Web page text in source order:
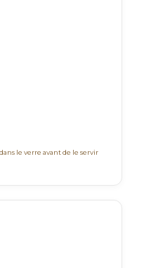
le verre avant de le servir